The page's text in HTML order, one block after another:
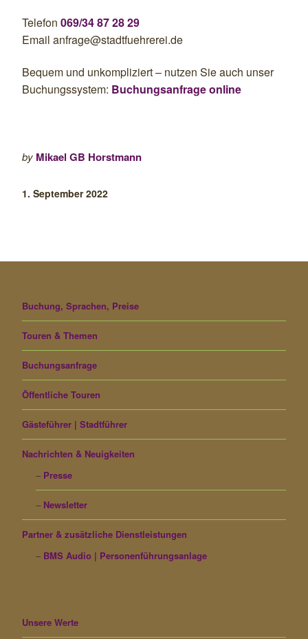
Telefon 069/34 87 28 29
Email anfrage@stadtfuehrerei.de
Bequem und unkompliziert – nutzen Sie auch unser
Buchungssystem: Buchungsanfrage online
by Mikael GB Horstmann
1. September 2022
Buchung, Sprachen, Preise
Touren & Themen
Buchungsanfrage
Öffentliche Touren
Gästeführer | Stadtführer
Nachrichten & Neuigkeiten
Presse
Newsletter
Partner & zusätzliche Dienstleistungen
BMS Audio | Personenführungsanlage
Unsere Werte